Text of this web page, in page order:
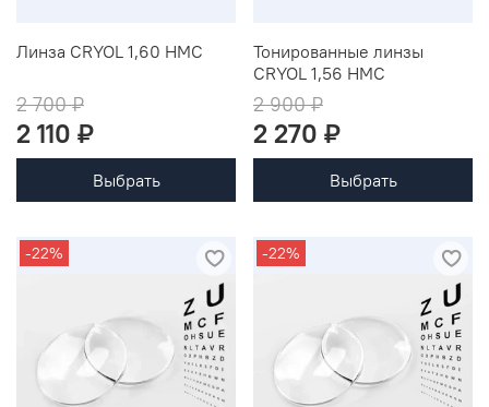
Линза CRYOL 1,60 HMC
2 700 ₽
2 110 ₽
Выбрать
Тонированные линзы
CRYOL 1,56 HMC
2 900 ₽
2 270 ₽
Выбрать
-22% -22%